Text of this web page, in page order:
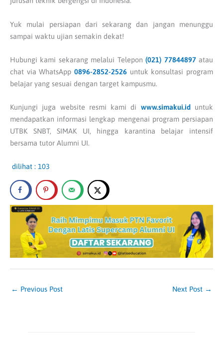
Yuk mulai persiapan dari sekarang dan jangan menunggu
sampai waktu ujian semakin dekat!
Hubungi kami sekarang melalui Telepon(021) 77844897atau
chat via WhatsApp 0896-2852-2526 untuk konsultasi program
belajar yang sesuai dengan target kampusmu.
Kunjungi juga website resmi kami di www.simakui.iduntuk
mendapatkan informasi lengkap mengenai program persiapan
UTBK SNBT, SIMAK UI, hingga karantina belajar intensif
bersama tutor Alumni UI.
dilihat : 103
← Previous Post Next Post →